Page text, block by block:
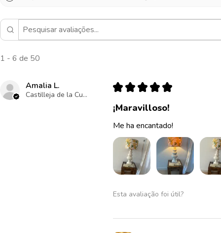
1 - 6 de 50
Amalia L.
Castilleja de la Cuesta , ES-AN
★ ★ ★ ★ ★
¡Maravilloso!
Me ha encantado!
Esta avaliação foi útil?